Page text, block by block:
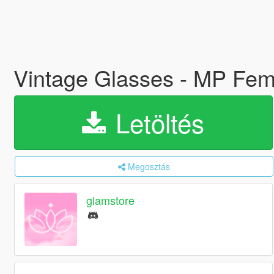
Vintage Glasses - MP
Letöltés
Megosztás
glamstore